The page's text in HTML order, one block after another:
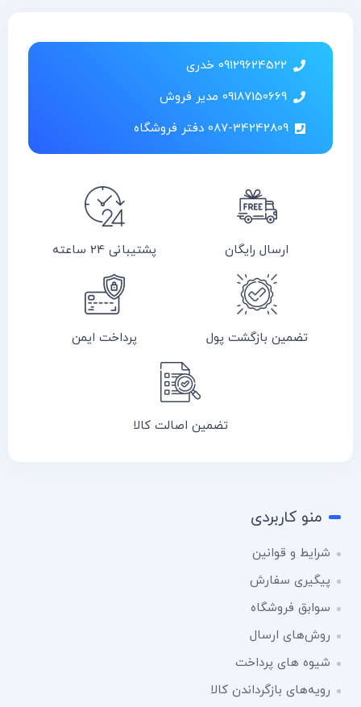
09129624522 خدری
09187150669 مدیر فروش
087-34242809 دفتر فروشگاه
ارسال رایگان پشتیبانی 24 ساعته
تضمین بازگشت پول پرداخت ایمن
تضمین اصالت کالا
منو کاربردی
شرایط و قوانین
پیگیری سفارش
سوابق فروشگاه
روش‌های ارسال
شیوه های پرداخت
رویه‌های بازگرداندن کالا